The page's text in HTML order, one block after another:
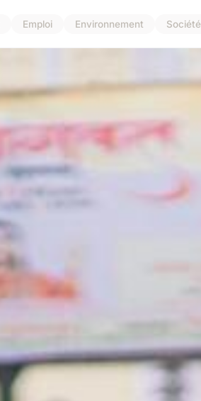
Emploi Environnement Société